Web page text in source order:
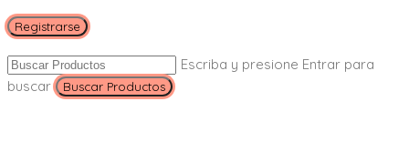
Registrarse
Escriba y presione Entrar para
buscar